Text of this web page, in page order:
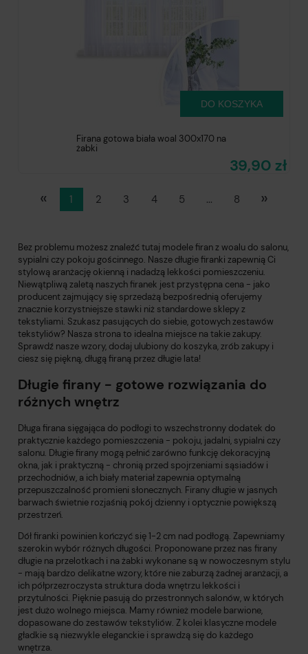
Firana gotowa biała woal 300x170 na
żabki
39,90 zł
DO KOSZYKA
« 1 2 3 4 5 ... 8 »
Bez problemu możesz znaleźć tutaj modele firan z woalu do salonu,
sypialni czy pokoju gościnnego. Nasze długie firanki zapewnią Ci
stylową aranżację okienną i nadadzą lekkości pomieszczeniu.
Niewątpliwą zaletą naszych firanek jest przystępna cena - jako
producent zajmujący się sprzedażą bezpośrednią oferujemy
znacznie korzystniejsze stawki niż standardowe sklepy z
tekstyliami. Szukasz pasujących do siebie, gotowych zestawów
tekstyliów? Nasza strona to idealna miejsce na takie zakupy.
Sprawdź nasze wzory, dodaj ulubiony do koszyka, zrób zakupy i
ciesz się piękną, długą firaną przez długie lata!
Długie firany - gotowe rozwiązania do
różnych wnętrz
Długa firana sięgająca do podłogi to wszechstronny dodatek do
praktycznie każdego pomieszczenia - pokoju, jadalni, sypialni czy
salonu. Długie firany mogą pełnić zarówno funkcję dekoracyjną
okna, jak i praktyczną - chronią przed spojrzeniami sąsiadów i
przechodniów, a ich biały materiał zapewnia optymalną
przepuszczalność promieni słonecznych. Firany długie w jasnych
barwach świetnie rozjaśnią pokój dzienny i optycznie powiększą
przestrzeń.
Dół firanki powinien kończyć się 1-2 cm nad podłogą. Zapewniamy
szerokin wybór różnych długości. Proponowane przez nas firany
długie na przelotkach i na żabki wykonane są w nowoczesnym stylu
- mają bardzo delikatne wzory, które nie zaburzą żadnej aranżacji, a
ich półprzezroczysta struktura doda wnętrzu lekkości i
przytulności. Pięknie pasują do przestronnych salonów, w których
jest dużo wolnego miejsca. Mamy również modele barwione,
dopasowane do zestawów tekstyliów. Z kolei klasyczne modele
gładkie są niezwykle eleganckie i sprawdzą się do każdego
wnętrza.